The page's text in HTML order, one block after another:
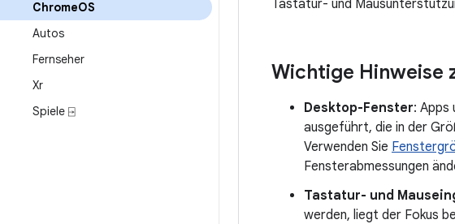
ChromeOS
Autos
Fernseher
Xr
Spiele ⍈
Tastatur- und
Wichtige Hinweise
Desktop-Fenster: Apps
ausgeführt, die in der
Verwenden Sie
Fensterabmessungen
Tastatur- und
werden, liegt der Fokus